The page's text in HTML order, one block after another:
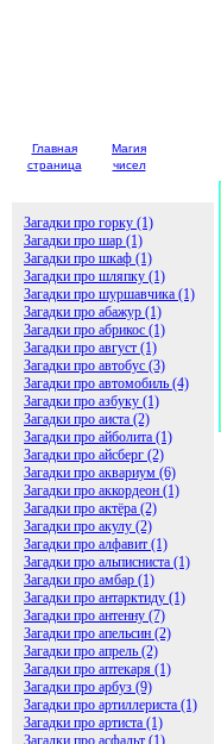
Главная
страница
Магия
чисел
Загадки про горку (1)
Загадки про шар (1)
Загадки про шкаф (1)
Загадки про шляпку (1)
Загадки про шуршавчика (1)
Загадки про абажур (1)
Загадки про абрикос (1)
Загадки про август (1)
Загадки про автобус (3)
Загадки про автомобиль (4)
Загадки про азбуку (1)
Загадки про аиста (2)
Загадки про айболита (1)
Загадки про айсберг (2)
Загадки про аквариум (6)
Загадки про аккордеон (1)
Загадки про актёра (2)
Загадки про акулу (2)
Загадки про алфавит (1)
Загадки про альписниста (1)
Загадки про амбар (1)
Загадки про антарктиду (1)
Загадки про антенну (7)
Загадки про апельсин (2)
Загадки про апрель (2)
Загадки про аптекаря (1)
Загадки про арбуз (9)
Загадки про артиллериста (1)
Загадки про артиста (1)
Загадки про асфальт (1)